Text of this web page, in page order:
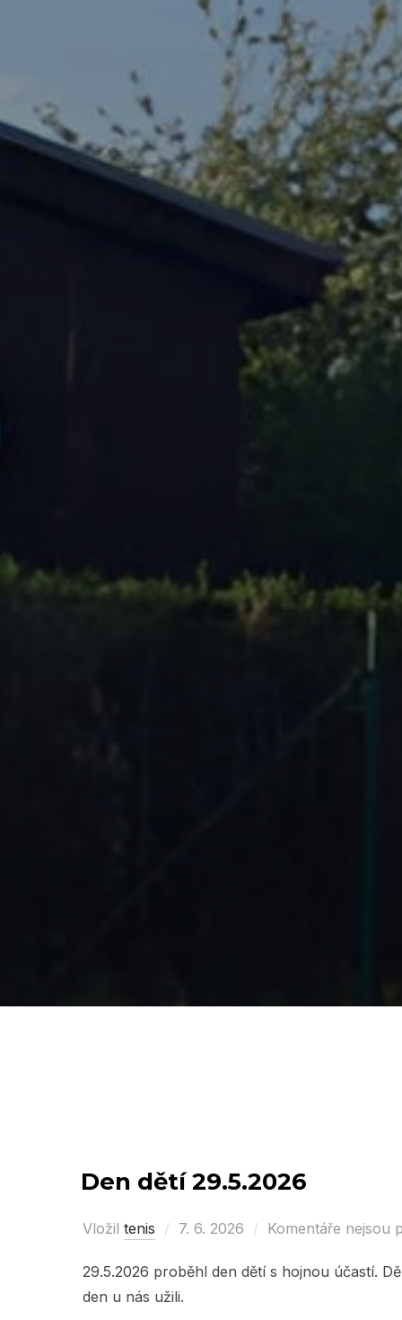
Den dětí 29.5.2026
Vložil tenis
Posted
7. 6. 2026 Komentáře nejsou
29.5.2026 proběhl den dětí s hojnou účastí.
den u nás užili.